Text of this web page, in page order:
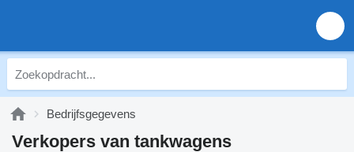
Bedrijfsgegevens
Verkopers van tankwagens